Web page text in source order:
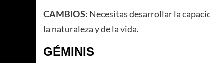
CAMBIOS: Necesitas desarrollar la
la naturaleza y de la vida.
GÉMINIS